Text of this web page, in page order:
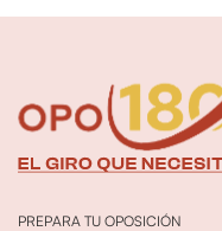
PREPARA TU OPOSICIÓN